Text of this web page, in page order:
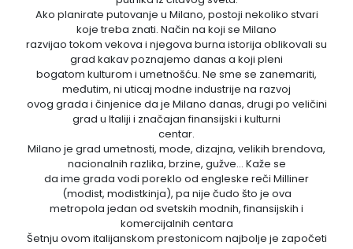
Ako planirate putovanje u Milano, postoji nekoliko stvari
koje treba znati. Način na koji se Milano
razvijao tokom vekova i njegova burna istorija oblikovali su
grad kakav poznajemo danas a koji pleni
bogatom kulturom i umetnošću. Ne sme se zanemariti,
međutim, ni uticaj modne industrije na razvoj
ovog grada i činjenice da je Milano danas, drugi po veličini
grad u Italiji i značajan finansijski i kulturni
centar.
Milano je grad umetnosti, mode, dizajna, velikih brendova,
nacionalnih razlika, brzine, gužve… Kaže se
da ime grada vodi poreklo od engleske reči Milliner
(modist, modistkinja), pa nije čudo što je ova
metropola jedan od svetskih modnih, finansijskih i
komercijalnih centara
Šetnju ovom italijanskom prestonicom najbolje je započeti
Jonska obala
Lefkada, ostrvo
Skiatos, ostrvo
Gamzigradska Banja
Sokobanja
Gornja Trepča
Vranjska Banja
Vrnjačka banja